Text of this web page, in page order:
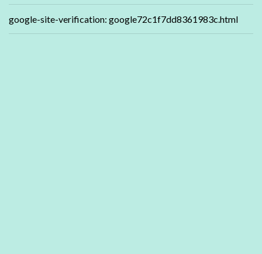
google-site-verification: google72c1f7dd8361983c.html